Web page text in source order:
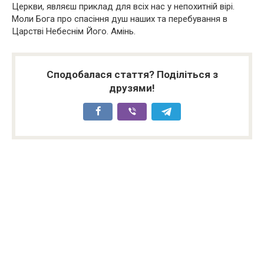
Церкви, являєш приклад для всіх нас у непохитній вірі.
Моли Бога про спасіння душ наших та перебування в
Царстві Небеснім Його. Амінь.
Сподобалася стаття? Поділіться з
друзями!